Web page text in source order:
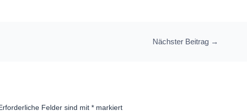
Nächster Beitrag →
Felder sind mit * markiert